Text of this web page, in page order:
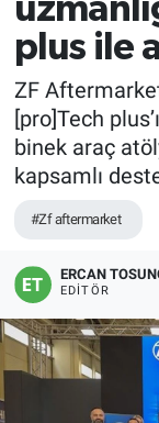
plus ile
ZF
[pro]Tech
binek araç
kapsamlı
#Zf aftermarket
ERCAN
EDITÖR